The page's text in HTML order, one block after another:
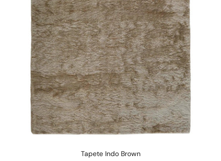
Tapete Indo Brown